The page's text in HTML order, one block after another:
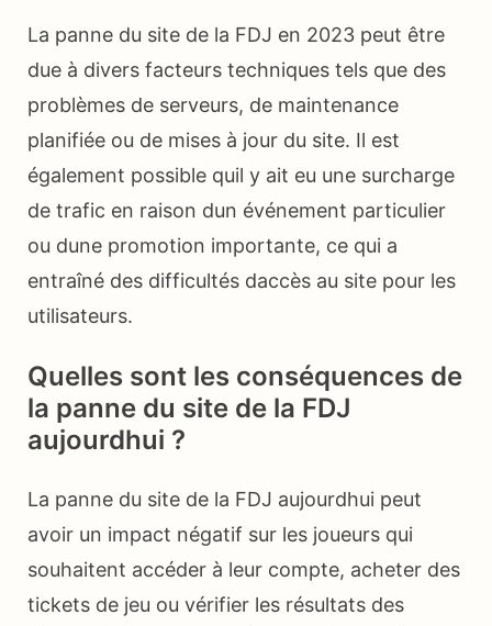
La panne du site de la FDJ en 2023 peut être
due à divers facteurs techniques tels que des
problèmes de serveurs, de maintenance
planifiée ou de mises à jour du site. Il est
également possible quil y ait eu une surcharge
de trafic en raison dun événement particulier
ou dune promotion importante, ce qui a
entraîné des difficultés daccès au site pour les
utilisateurs.
Quelles sont les conséquences de
la panne du site de la FDJ
aujourdhui ?
La panne du site de la FDJ aujourdhui peut
avoir un impact négatif sur les joueurs qui
souhaitent accéder à leur compte, acheter des
tickets de jeu ou vérifier les résultats des